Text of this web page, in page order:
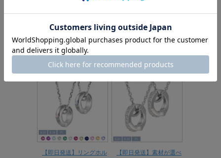
素材が選べる リングホル
ダーネックレ...
価格：13,750円(税込)
素材が選べる リングホル
ダーネックレ...
価格：12,650円(税込)
【即日発送】リングホル
【即日発送】素材が選べ